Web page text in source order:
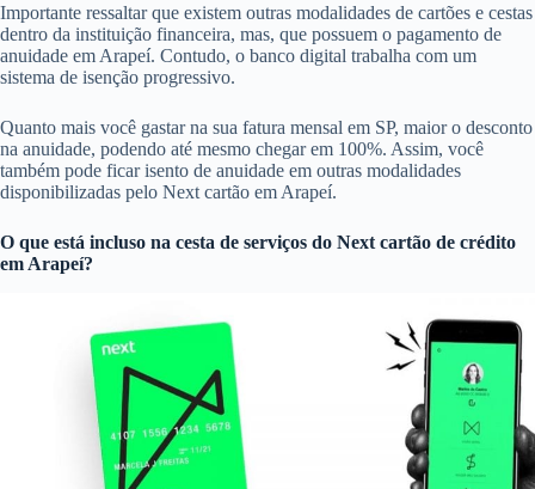
Importante ressaltar que existem outras modalidades de cartões e cestas
dentro da instituição financeira, mas, que possuem o pagamento de
anuidade em Arapeí. Contudo, o banco digital trabalha com um
sistema de isenção progressivo.
Quanto mais você gastar na sua fatura mensal em SP, maior o desconto
na anuidade, podendo até mesmo chegar em 100%. Assim, você
também pode ficar isento de anuidade em outras modalidades
disponibilizadas pelo Next cartão em Arapeí.
O que está incluso na cesta de serviços do Next cartão de crédito
em Arapeí?